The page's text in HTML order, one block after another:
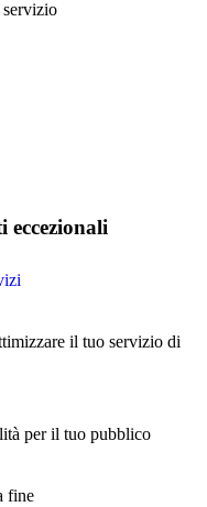
il tuo servizio di
per il tuo pubblico
fine